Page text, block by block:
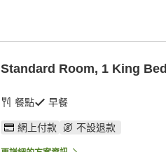
Standard Room, 1 King Bed
餐點 早餐
網上付款 不設退款